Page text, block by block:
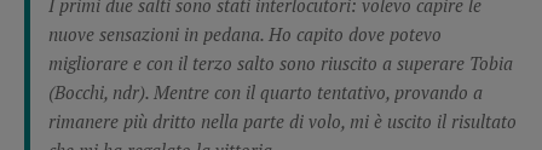
nuove sensazioni in pedana. Ho capito dove potevo
migliorare e con il terzo salto sono riuscito a superare Tobia
(Bocchi, ndr). Mentre con il quarto tentativo, provando a
rimanere più dritto nella parte di volo, mi è uscito il risultato